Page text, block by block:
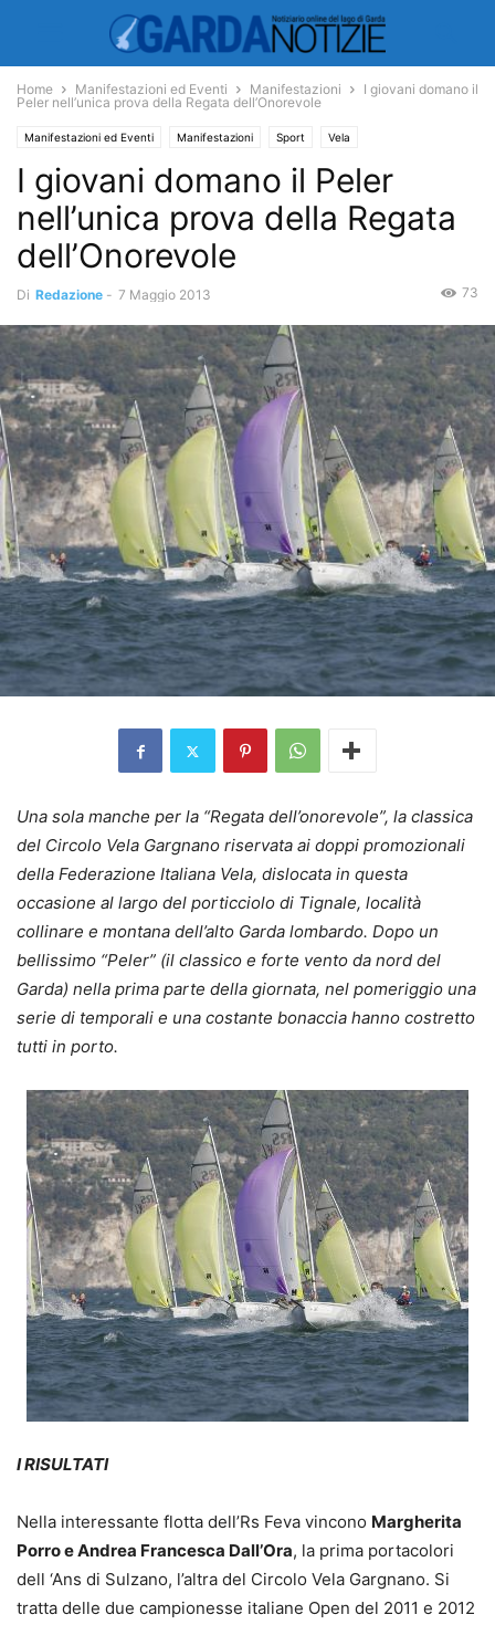
Home Manifestazioni ed Eventi Manifestazioni
I giovani domano il
Peler nell’unica prova della Regata dell’Onorevole
Manifestazioni ed Eventi Manifestazioni Sport Vela
I giovani domano il Peler
nell’unica prova della Regata
dell’Onorevole
Di Redazione - 7 Maggio 2013 73
Una sola manche per la “Regata dell’onorevole”, la classica
del Circolo Vela Gargnano riservata ai doppi promozionali
della Federazione Italiana Vela, dislocata in questa
occasione al largo del porticciolo di Tignale, località
collinare e montana dell’alto Garda lombardo. Dopo un
bellissimo “Peler” (il classico e forte vento da nord del
Garda) nella prima parte della giornata, nel pomeriggio una
serie di temporali e una costante bonaccia hanno costretto
tutti in porto.
I RISULTATI
Nella interessante flotta dell’Rs Feva vincono Margherita
Porro e Andrea Francesca Dall’Ora, la prima portacolori
dell ‘Ans di Sulzano, l’altra del Circolo Vela Gargnano. Si
tratta delle due campionesse italiane Open del 2011 e 2012